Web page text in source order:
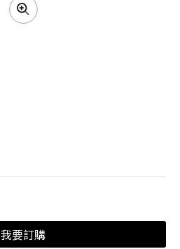
我要訂購